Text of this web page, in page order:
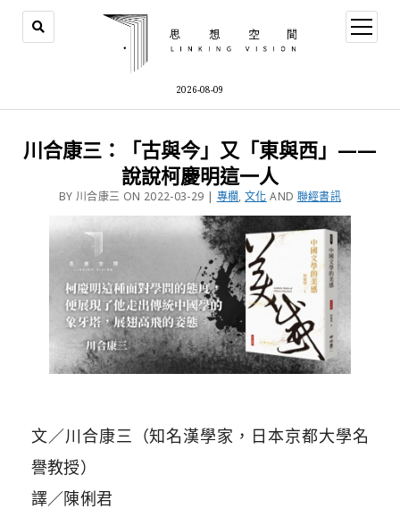
2026-08-09
川合康三：「古與今」又「東與西」——
說說柯慶明這一人
BY 川合康三 ON 2022-03-29 | 專欄,文化 AND 聯經書訊
文／川合康三（知名漢學家，日本京都大學名
譽教授）
譯／陳俐君